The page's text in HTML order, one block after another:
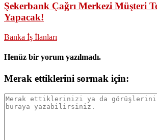
Şekerbank Çağrı Merkezi Müşteri
Yapacak!
Banka İş İlanları
Henüz bir yorum yazılmadı.
Merak ettiklerini sormak için: